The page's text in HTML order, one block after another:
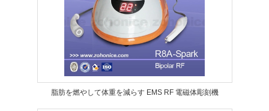
脂肪を燃やして体重を減らす EMS RF 電磁体彫刻機